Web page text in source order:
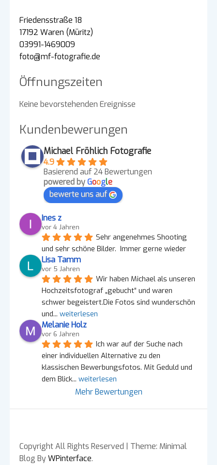
Friedensstraße 18
17192 Waren (Müritz)
03991-1469009
foto@mf-fotografie.de
Öffnungszeiten
Keine bevorstehenden Ereignisse
Kundenbewerungen
Michael Fröhlich Fotografie
4.9
Basierend auf 24 Bewertungen
powered byGoogle
bewerte uns auf
Ines z
vor 4 Jahren
Sehr angenehmes Shooting
und sehr schöne Bilder.  Immer gerne wieder
Lisa Tamm
vor 5 Jahren
Wir haben Michael als unseren
Hochzeitsfotograf „gebucht“ und waren
schwer begeistert.Die Fotos sind wunderschön
und... weiterlesen
Melanie Holz
vor 6 Jahren
Ich war auf der Suche nach
einer individuellen Alternative zu den
klassischen Bewerbungsfotos. Mit Geduld und
dem Blick... weiterlesen
Mehr Bewertungen
Copyright All Rights Reserved
Theme: Minimal
Blog ByWPinterface.